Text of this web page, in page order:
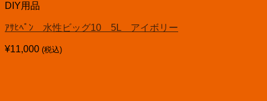
DIY用品
ｱｻﾋﾍﾟﾝ 水性ビッグ10 5L アイボリー
¥11,000 (税込)